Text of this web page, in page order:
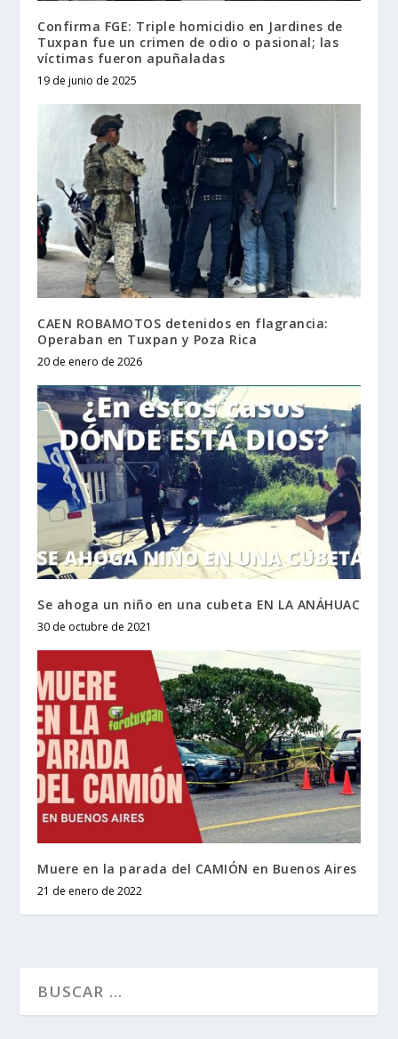
Confirma FGE: Triple homicidio en Jardines de
Tuxpan fue un crimen de odio o pasional; las
víctimas fueron apuñaladas
19 de junio de 2025
CAEN ROBAMOTOS detenidos en flagrancia:
Operaban en Tuxpan y Poza Rica
20 de enero de 2026
Se ahoga un niño en una cubeta EN LA ANÁHUAC
30 de octubre de 2021
Muere en la parada del CAMIÓN en Buenos Aires
21 de enero de 2022